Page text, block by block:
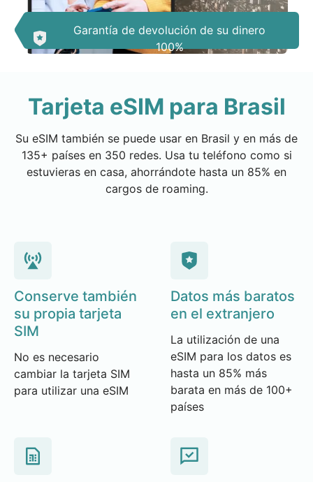
Garantía de devolución de su dinero
100%
Tarjeta eSIM para Brasil
Su eSIM también se puede usar en Brasil y en más de
135+ países en 350 redes. Usa tu teléfono como si
estuvieras en casa, ahorrándote hasta un 85% en
cargos de roaming.
Conserve también
su propia tarjeta
SIM
No es necesario
cambiar la tarjeta SIM
para utilizar una eSIM
Datos más baratos
en el extranjero
La utilización de una
eSIM para los datos es
hasta un 85% más
barata en más de 100+
países